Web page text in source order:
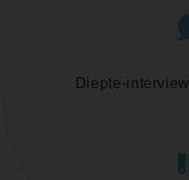
Diepte-